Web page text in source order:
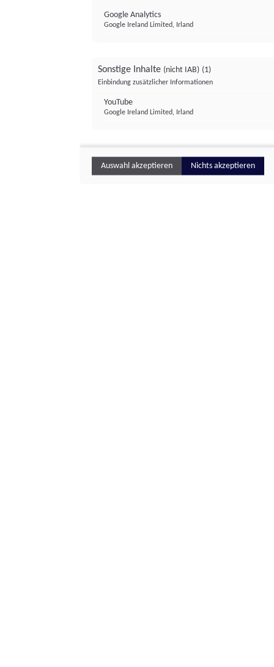
Google Analytics
Google Ireland Limited, Irland
Sonstige Inhalte (nicht IAB) (1)
Einbindung zusätzlicher Informationen
YouTube
Google Ireland Limited, Irland
Auswahl akzeptieren Nichts akzeptieren